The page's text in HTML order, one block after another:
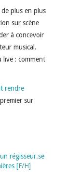
de plus en plus
sur scène
à concevoir
musical.
live : comment
rendre
sur
régisseur.se
[F/H]